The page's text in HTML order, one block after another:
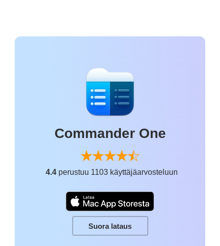
Commander One
4.4perustuu 1103 käyttäjäarvosteluun
Suora lataus